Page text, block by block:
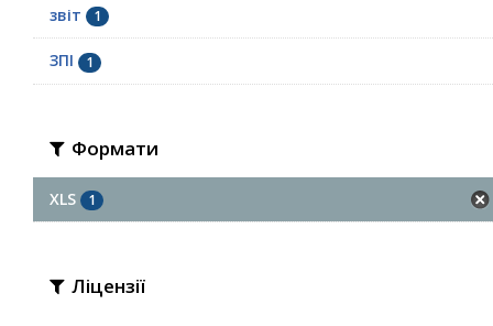
звіт 1
ЗПІ 1
Формати
XLS 1
Ліцензії